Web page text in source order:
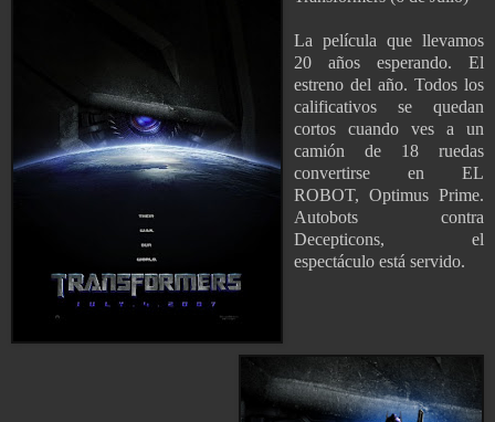
La película que llevamos
20 años esperando. El
estreno del año. Todos los
calificativos se quedan
cortos cuando ves a un
camión de 18 ruedas
convertirse en EL
ROBOT, Optimus Prime.
Autobots contra
Decepticons, el
espectáculo está servido.